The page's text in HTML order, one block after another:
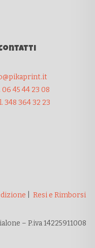
06 45 44 23 08
348 364 32 23
Resi e Rimborsi
– P.iva 14225911008